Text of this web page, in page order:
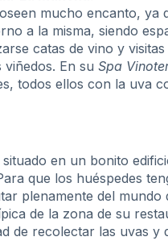
mucho encanto, ya
a la misma, siendo
catas de vino y
En su Spa
todos ellos con la uva
en un bonito
que los huéspedes
plenamente del mundo
de la zona de su
de recolectar las uvas y